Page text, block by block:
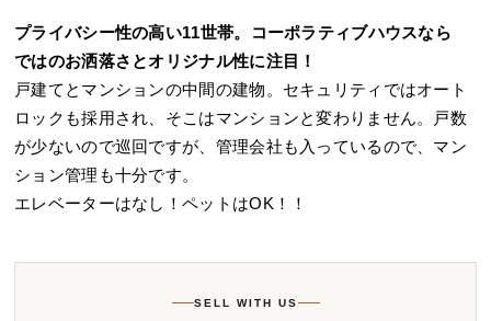
プライバシー性の高い11世帯。コーポラティブハウスなら
ではのお洒落さとオリジナル性に注目！
戸建てとマンションの中間の建物。セキュリティではオート
ロックも採用され、そこはマンションと変わりません。戸数
が少ないので巡回ですが、管理会社も入っているので、マン
ション管理も十分です。
エレベーターはなし！ペットはOK！！
SELL WITH US